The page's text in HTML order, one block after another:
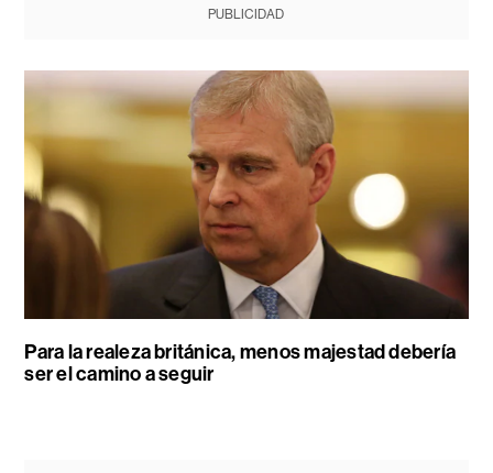
PUBLICIDAD
Para la realeza británica, menos majestad debería
ser el camino a seguir